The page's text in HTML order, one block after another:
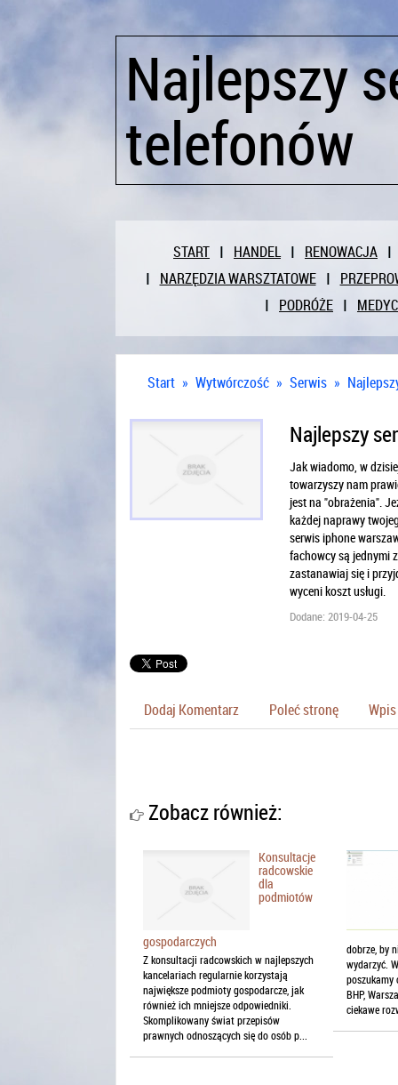
Najlepszy
telefonów
START HANDEL
RENOWACJA
NARZĘDZIA WARSZTATOWE
PODRÓŻE
Start » Wytwórczość » Serwis »
Najlepszy
Jak wiadomo, w
towarzyszy nam
jest na "obrażenia".
każdej naprawy
serwis iphone
fachowcy są jednymi
zastanawiaj się i
wyceni koszt usługi.
Dodane: 2019-04-25
Dodaj Komentarz Poleć stronę
Zobacz również:
Konsultacje
radcowskie
dla
podmiotów
gospodarczych
Z konsultacji radcowskich w najlepszych
kancelariach regularnie korzystają
największe podmioty gospodarcze, jak
również ich mniejsze odpowiedniki.
Skomplikowany świat przepisów
prawnych odnoszących się do osób p...
dobrze, by
wydarzyć.
poszukamy
BHP,
ciekawe